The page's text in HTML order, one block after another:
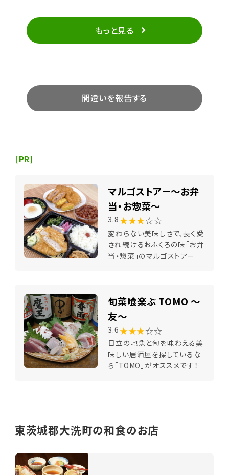
もっと見る
間違いを報告する
[PR]
マルゴストアー～お弁
当・お惣菜～
3.8 ★★★☆☆
変わらない美味しさで、長く愛
され続けるおふくろの味「お弁
当・惣菜」のマルゴストアー
旬菜喰楽ぶ TOMO ～
友～
3.6 ★★★☆☆
日立の地魚と旬を味わえる美
味しい居酒屋を探しているな
ら「TOMO」がオススメです！
東茨城郡大洗町の和食のお店